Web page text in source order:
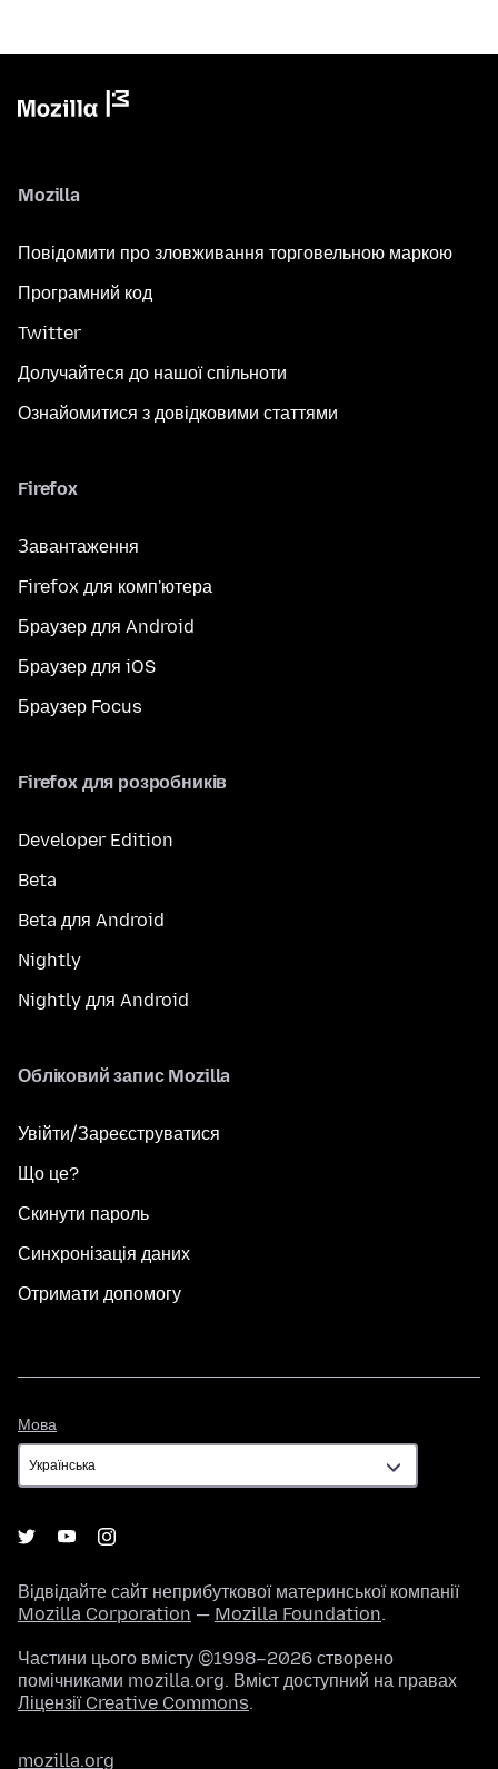
Mozilla
Повідомити про зловживання торговельною маркою
Програмний код
Twitter
Долучайтеся до нашої спільноти
Ознайомитися з довідковими статтями
Firefox
Завантаження
Firefox для комп'ютера
Браузер для Android
Браузер для iOS
Браузер Focus
Firefox для розробників
Developer Edition
Beta
Beta для Android
Nightly
Nightly для Android
Обліковий запис Mozilla
Увійти/Зареєструватися
Що це?
Скинути пароль
Синхронізація даних
Отримати допомогу
Мова
Відвідайте сайт неприбуткової материнської компанії
Mozilla Corporation — Mozilla Foundation.
Частини цього вмісту ©1998–2026 створено
помічниками mozilla.org. Вміст доступний на правах
Ліцензії Creative Commons.
mozilla.org